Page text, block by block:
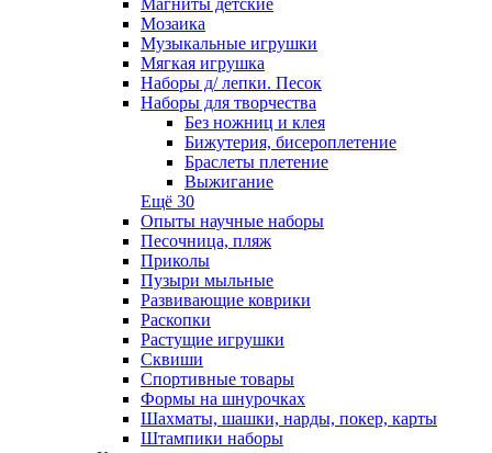
Магниты детские
Мозаика
Музыкальные игрушки
Мягкая игрушка
Наборы д/ лепки. Песок
Наборы для творчества
Без ножниц и клея
Бижутерия, бисероплетение
Браслеты плетение
Выжигание
Ещё 30
Опыты научные наборы
Песочница, пляж
Приколы
Пузыри мыльные
Развивающие коврики
Раскопки
Растущие игрушки
Сквиши
Спортивные товары
Формы на шнурочках
Шахматы, шашки, нарды, покер, карты
Штампики наборы